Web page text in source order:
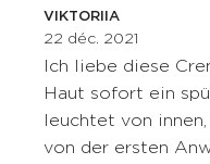
VIKTORIIA
22 déc. 2021
Ich liebe diese
Haut sofort ein
leuchtet von
von der ersten